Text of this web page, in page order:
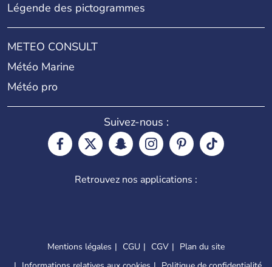
Légende des pictogrammes
METEO CONSULT
Météo Marine
Météo pro
Suivez-nous :
Retrouvez nos applications :
Mentions légales CGU CGV
Plan du site